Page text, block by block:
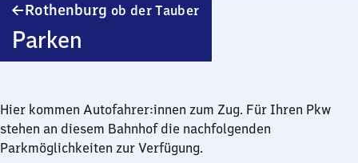
Rothenburg ob der Tauber
Parken
Hier kommen Autofahrer:innen zum Zug. Für Ihren Pkw
stehen an diesem Bahnhof die nachfolgenden
Parkmöglichkeiten zur Verfügung.